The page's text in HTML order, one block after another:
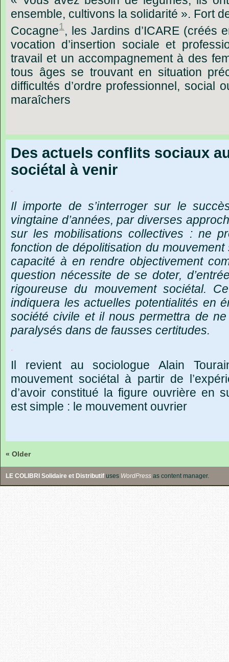
ensemble, cultivons la solidarité ». Fort
Cocagne1, les Jardins d’ICARE (créés
vocation d’insertion sociale et
travail et un accompagnement à des
tous âges se trouvant en situation
difficultés d’ordre professionnel, social
maraîchers
Des actuels conflits sociaux
sociétal à venir
.
Il importe de s’interroger sur le
vingtaine d’années, par diverses
sur les mobilisations collectives : ne
fonction de dépolitisation du mouvement
capacité à en rendre objectivement
question nécessite de se doter,
rigoureuse du mouvement sociétal.
Ce
indiquera les actuelles potentialités en
société civile et il nous permettra de ne
paralysés dans de fausses certitudes.
.
Il revient au sociologue Alain
mouvement sociétal à partir de
d’avoir constitué la figure ouvrière en
est simple : le mouvement ouvrier
« Older
LE COLIBRI Solidaire et Distributif uses WordPress as content manager.